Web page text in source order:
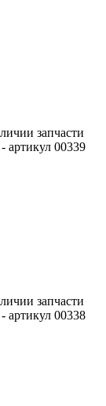
запчасти
артикул 00339
запчасти
артикул 00338